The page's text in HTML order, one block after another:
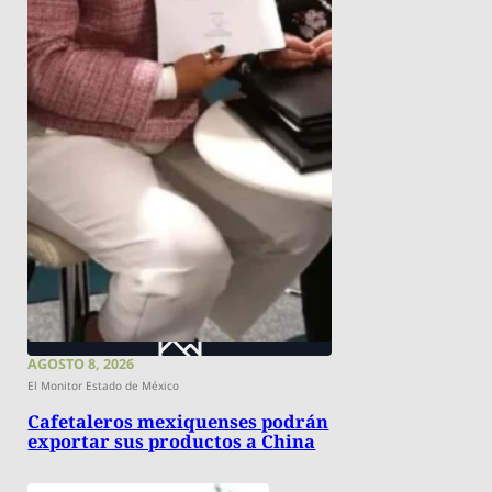
AGOSTO 8, 2026
El Monitor Estado de México
Cafetaleros mexiquenses podrán
exportar sus productos a China